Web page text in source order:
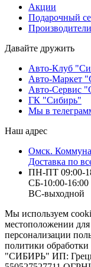
Акции
Подарочный
Производители
Давайте дружить
Авто-Клуб
Авто-Маркет
Авто-Сервис
ГК "Сибирь"
Мы в
Наш адрес
Омск.
Доставка по
ПН-ПТ 09:00-
СБ-10:00-16:00
ВС-выходной
Мы используем
местоположении для
персонализации
политики
"СИБИРЬ" ИП: